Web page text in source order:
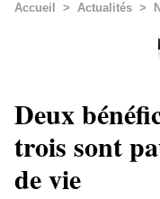
Accueil > Actualités >
Deux
trois sont
de vie